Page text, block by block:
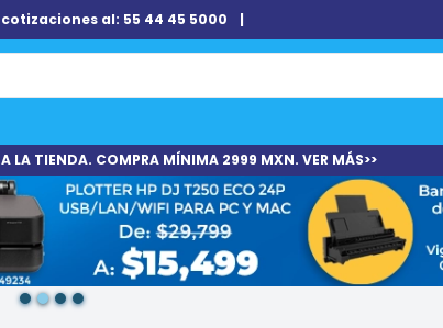
al: 55 44 45 5000 |
LA TIENDA. COMPRA MÍNIMA 2999 MXN. VER MÁS>>